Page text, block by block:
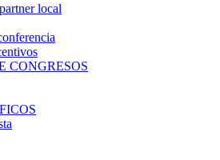
local
CONGRESOS